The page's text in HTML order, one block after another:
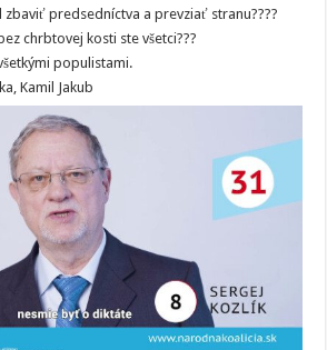
zbaviť predsedníctva a prevziať stranu????
chrbtovej kosti ste všetci???
populistami.
Kamil Jakub